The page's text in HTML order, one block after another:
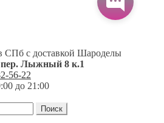
с доставкой Шароделы
пер. Лыжный 8 к.1
56-22
до 21:00
Поиск